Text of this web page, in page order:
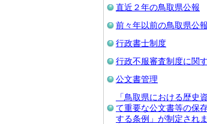
直近２年の鳥取県公報
前々年以前の鳥取県公報
行政書士制度
行政不服審査制度に関
公文書管理
「鳥取県における歴史
て重要な公文書等の保
する条例」が制定されま